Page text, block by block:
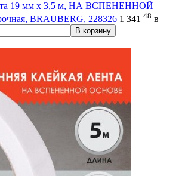
19 мм х 3,5 м, НА ВСПЕНЕННОЙ
BRAUBERG, 228326 1 341 48 в
В корзину